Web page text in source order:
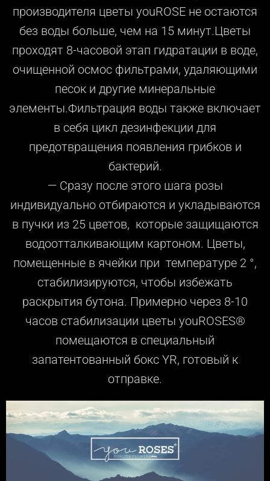
производителя цветы youROSE не остаются
без воды больше, чем на 15 минут.Цветы
проходят 8-часовой этап гидратации в воде,
очищенной осмос фильтрами, удаляющими
песок и другие минеральные
элементы.Фильтрация воды также включает
в себя цикл дезинфекции для
предотвращения появления грибков и
бактерий.
— Сразу после этого шага розы
индивидуально отбираются и укладываются
в пучки из 25 цветов, которые защищаются
водоотталкивающим картоном. Цветы,
помещенные в ячейки при температуре 2 °,
стабилизируются, чтобы избежать
раскрытия бутона. Примерно через 8-10
часов стабилизации цветы youROSES®
помещаются в специальный
запатентованный бокс YR, готовый к
отправке.